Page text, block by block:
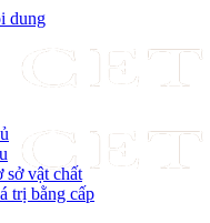
dung
sở vật chất
trị bằng cấp